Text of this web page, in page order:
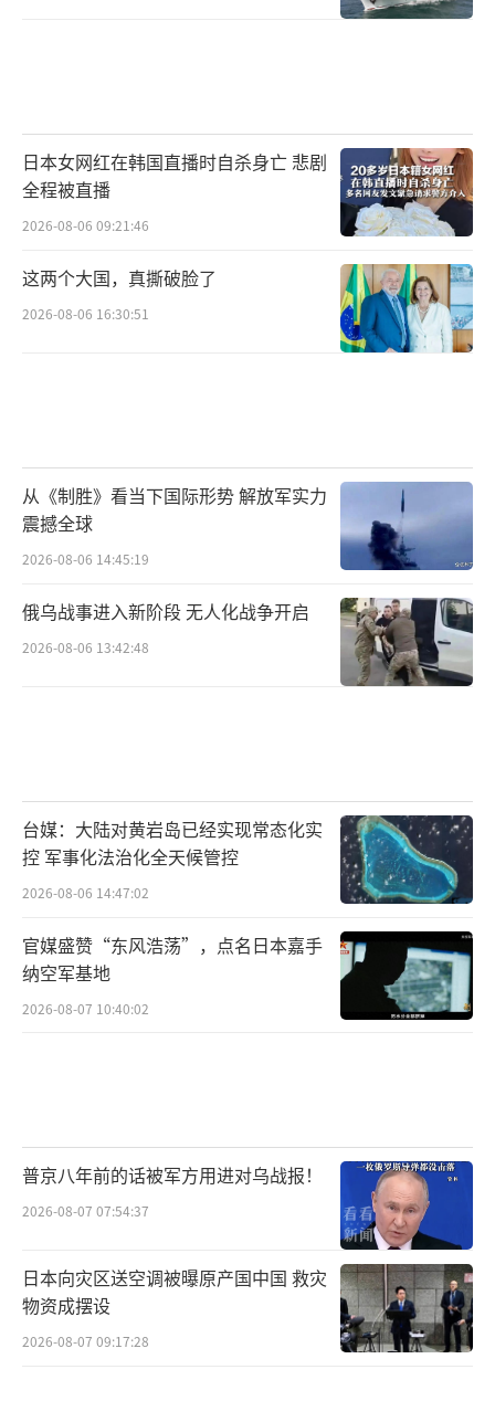
日本女网红在韩国直播时自杀身亡 悲剧
全程被直播
2026-08-06 09:21:46
这两个大国，真撕破脸了
2026-08-06 16:30:51
从《制胜》看当下国际形势 解放军实力
震撼全球
2026-08-06 14:45:19
俄乌战事进入新阶段 无人化战争开启
2026-08-06 13:42:48
台媒：大陆对黄岩岛已经实现常态化实
控 军事化法治化全天候管控
2026-08-06 14:47:02
官媒盛赞“东风浩荡”，点名日本嘉手
纳空军基地
2026-08-07 10:40:02
普京八年前的话被军方用进对乌战报！
2026-08-07 07:54:37
日本向灾区送空调被曝原产国中国 救灾
物资成摆设
2026-08-07 09:17:28